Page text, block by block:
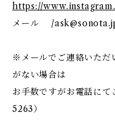
https://
メール /
※メールでご連絡いただ
がない場合は
お手数ですがお電話に
5263）